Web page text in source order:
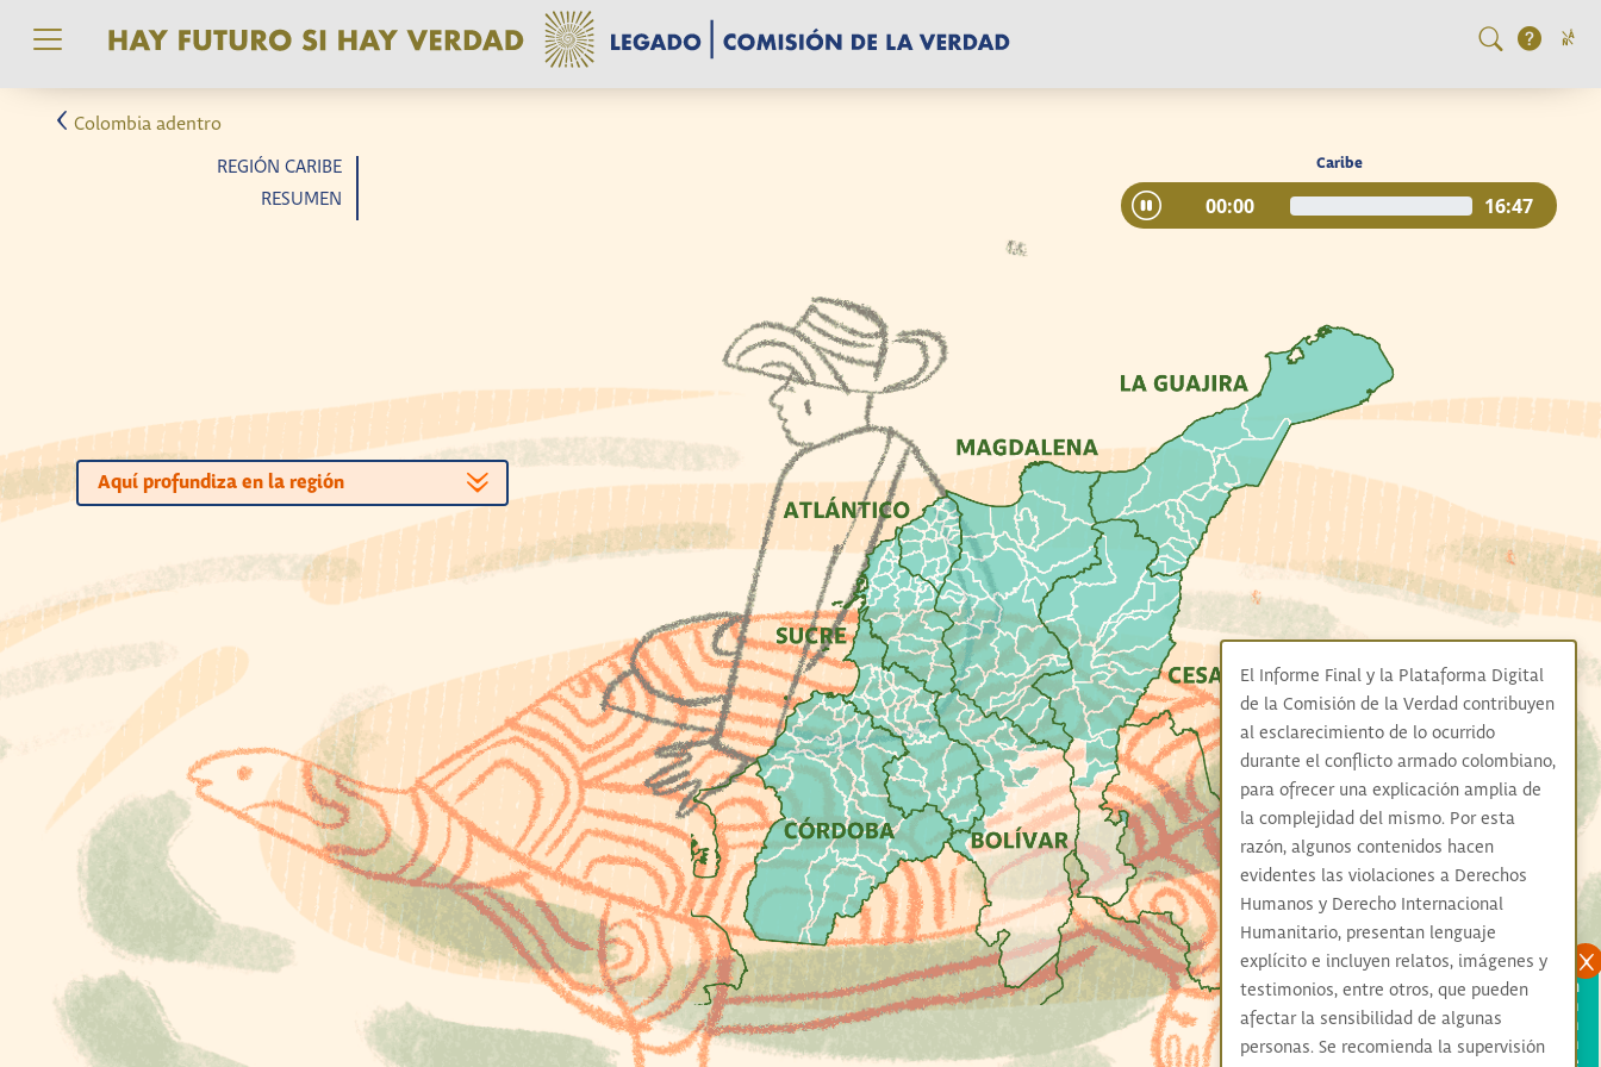
Colombia adentro
REGIÓN CARIBE
RESUMEN
Aquí profundiza en la región
Caribe
00:00 16:47
La Región Caribe, dotada de una gran
riqueza natural y cultural –fruto, esta
última, de su gran mixtura étnica–, ha
sufrido siempre, sin embargo, una
severa desigualdad social, lo que no le
El Informe Final y la Plataforma Digital
de la Comisión de la Verdad contribuyen
al esclarecimiento de lo ocurrido
durante el conflicto armado colombiano,
para ofrecer una explicación amplia de
la complejidad del mismo. Por esta
razón, algunos contenidos hacen
evidentes las violaciones a Derechos
Humanos y Derecho Internacional
Humanitario, presentan lenguaje
explícito e incluyen relatos, imágenes y
testimonios, entre otros, que pueden
afectar la sensibilidad de algunas
personas. Se recomienda la supervisión